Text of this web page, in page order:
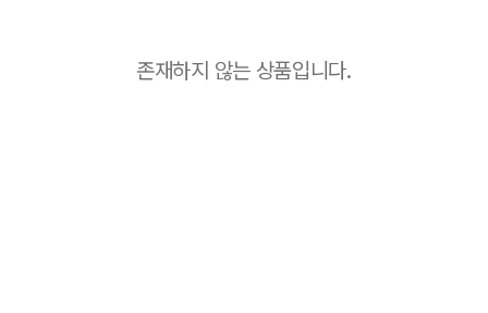
존재하지 않는 상품입니다.